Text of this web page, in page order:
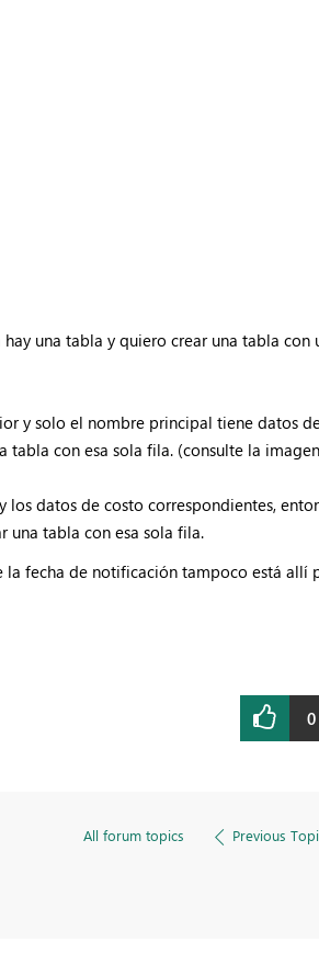
una tabla y quiero crear una tabla con
y solo el nombre principal tiene datos
con esa sola fila. (consulte la
datos de costo correspondientes,
una tabla con esa sola fila.
la fecha de notificación tampoco está allí
0
All forum topics Previous